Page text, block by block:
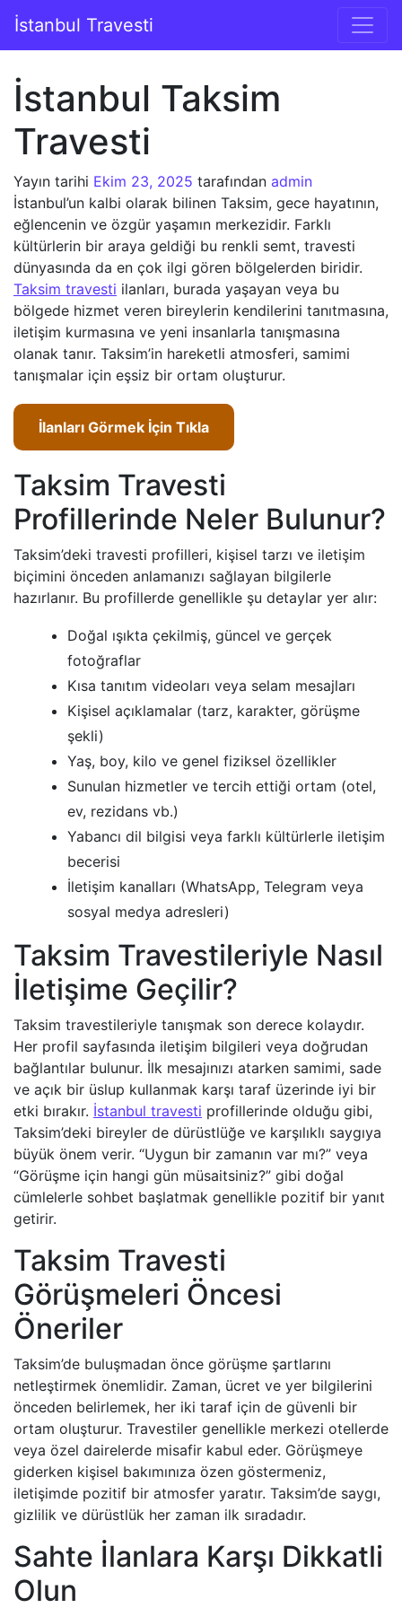
İçeriğe geç
Ana gezinti
İstanbul Travesti
İstanbul Taksim
Travesti
Yayın tarihi Ekim 23, 2025 tarafından admin
İstanbul’un kalbi olarak bilinen Taksim, gece hayatının,
eğlencenin ve özgür yaşamın merkezidir. Farklı
kültürlerin bir araya geldiği bu renkli semt, travesti
dünyasında da en çok ilgi gören bölgelerden biridir.
Taksim travesti ilanları, burada yaşayan veya bu
bölgede hizmet veren bireylerin kendilerini tanıtmasına,
iletişim kurmasına ve yeni insanlarla tanışmasına
olanak tanır. Taksim’in hareketli atmosferi, samimi
tanışmalar için eşsiz bir ortam oluşturur.
İlanları Görmek İçin Tıkla
Taksim Travesti
Profillerinde Neler Bulunur?
Taksim’deki travesti profilleri, kişisel tarzı ve iletişim
biçimini önceden anlamanızı sağlayan bilgilerle
hazırlanır. Bu profillerde genellikle şu detaylar yer alır:
Doğal ışıkta çekilmiş, güncel ve gerçek
fotoğraflar
Kısa tanıtım videoları veya selam mesajları
Kişisel açıklamalar (tarz, karakter, görüşme
şekli)
Yaş, boy, kilo ve genel fiziksel özellikler
Sunulan hizmetler ve tercih ettiği ortam (otel,
ev, rezidans vb.)
Yabancı dil bilgisi veya farklı kültürlerle iletişim
becerisi
İletişim kanalları (WhatsApp, Telegram veya
sosyal medya adresleri)
Taksim Travestileriyle Nasıl
İletişime Geçilir?
Taksim travestileriyle tanışmak son derece kolaydır.
Her profil sayfasında iletişim bilgileri veya doğrudan
bağlantılar bulunur. İlk mesajınızı atarken samimi, sade
ve açık bir üslup kullanmak karşı taraf üzerinde iyi bir
etki bırakır. İstanbul travesti profillerinde olduğu gibi,
Taksim’deki bireyler de dürüstlüğe ve karşılıklı saygıya
büyük önem verir. “Uygun bir zamanın var mı?” veya
“Görüşme için hangi gün müsaitsiniz?” gibi doğal
cümlelerle sohbet başlatmak genellikle pozitif bir yanıt
getirir.
Taksim Travesti
Görüşmeleri Öncesi
Öneriler
Taksim’de buluşmadan önce görüşme şartlarını
netleştirmek önemlidir. Zaman, ücret ve yer bilgilerini
önceden belirlemek, her iki taraf için de güvenli bir
ortam oluşturur. Travestiler genellikle merkezi otellerde
veya özel dairelerde misafir kabul eder. Görüşmeye
giderken kişisel bakımınıza özen göstermeniz,
iletişimde pozitif bir atmosfer yaratır. Taksim’de saygı,
gizlilik ve dürüstlük her zaman ilk sıradadır.
Sahte İlanlara Karşı Dikkatli
Olun